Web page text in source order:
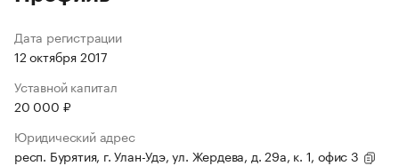
Дата регистрации
12 октября 2017
Уставной капитал
20 000 ₽
Юридический адрес
респ. Бурятия, г. Улан-Удэ, ул. Жердева, д. 29а, к. 1, офис 3